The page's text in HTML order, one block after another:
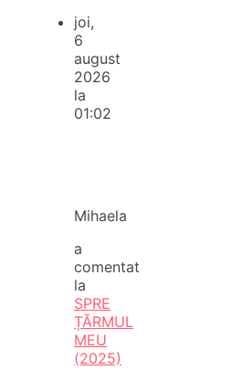
joi,
6
august
2026
la
01:02
Mihaela
a
comentat
la
SPRE
ȚĂRMUL
MEU
(2025)